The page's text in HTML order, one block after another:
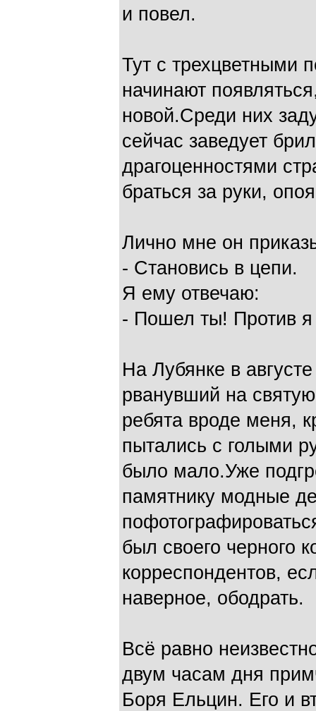
и повел.
Тут с трехцветными
начинают
новой.Среди них
сейчас заведует
драгоценностями
браться за руки,
Лично мне он
- Становись в цепи.
Я ему отвечаю:
- Пошел ты! Против
На Лубянке в
рванувший на
ребята вроде меня,
пытались с голыми
было мало.Уже
памятнику модные
был своего черного
корреспондентов,
наверное, ободрать.
Всё равно
двум часам дня
Боря Ельцин. Его и